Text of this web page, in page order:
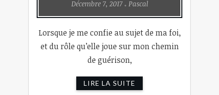
Décembre 7, 2017 Pascal
Lorsque je me confie au sujet de ma foi,
et du rôle qu’elle joue sur mon chemin
de guérison,
LIRE LA SUITE